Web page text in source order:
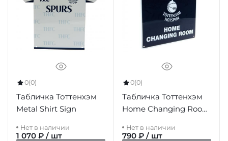
0(0)
Табличка Тоттенхэм
Metal Shirt Sign
Нет в наличии
1 070 ₽ / шт
0(0)
Табличка Тоттенхэм
Home Changing Room
Нет в наличии
790 ₽ / шт